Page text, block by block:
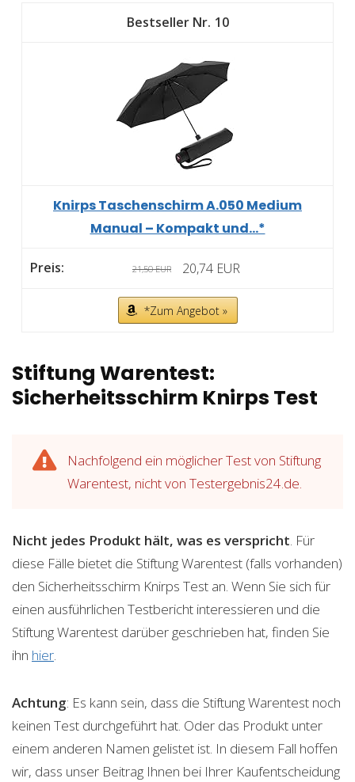
10
Knirps Taschenschirm A.050 Medium
Manual – Kompakt und...*
21,50 EUR 20,74 EUR
*Zum Angebot »
Stiftung Warentest:
Sicherheitsschirm Knirps Test
Nachfolgend ein möglicher Test von Stiftung
Warentest, nicht von Testergebnis24.de.
Nicht jedes Produkt hält, was es verspricht. Für
diese Fälle bietet die Stiftung Warentest (falls vorhanden)
den Sicherheitsschirm Knirps Test an. Wenn Sie sich für
einen ausführlichen Testbericht interessieren und die
Stiftung Warentest darüber geschrieben hat, finden Sie
ihn hier.
Achtung: Es kann sein, dass die Stiftung Warentest noch
keinen Test durchgeführt hat. Oder das Produkt unter
einem anderen Namen gelistet ist. In diesem Fall hoffen
wir, dass unser Beitrag Ihnen bei Ihrer Kaufentscheidung